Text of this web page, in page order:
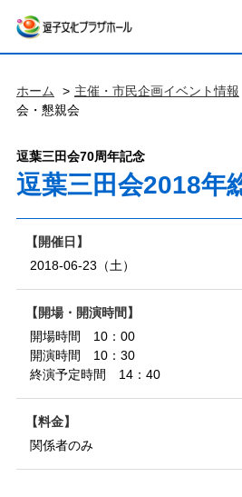
ホーム 主催・市民企画イベント情報
会・懇親会
逗葉三田会70周年記念
逗葉三田会2018年
開催日
2018-06-23（土）
開場・開演時間
開場時間 10：00
開演時間 10：30
終演予定時間 14：40
料金
関係者のみ